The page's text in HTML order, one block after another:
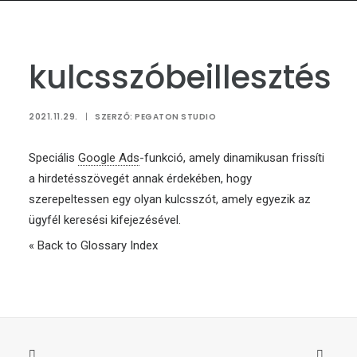
kulcsszóbeillesztés
2021.11.29. | SZERZŐ: PEGATON STUDIO
Speciális Google Ads-funkció, amely dinamikusan frissíti
a hirdetésszövegét annak érdekében, hogy
szerepeltessen egy olyan kulcsszót, amely egyezik az
ügyfél keresési kifejezésével.
« Back to Glossary Index